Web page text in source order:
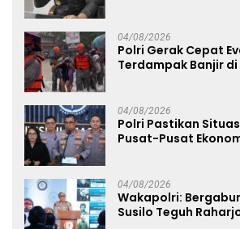
04/08/2026
Polri Gerak Cepat
Terdampak Banjir
04/08/2026
Polri Pastikan
Pusat-Pusat
04/08/2026
Wakapolri:
Susilo Teguh